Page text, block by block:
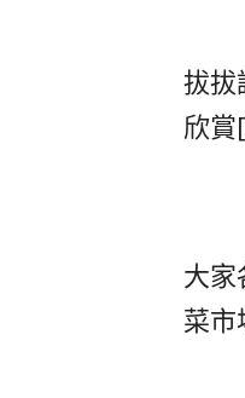
拔拔
欣賞
大家
菜市